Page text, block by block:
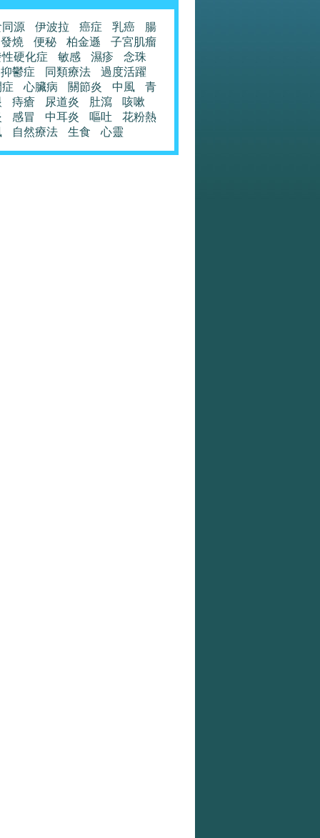
源 伊波拉 癌症 乳癌
腸
發燒 便秘 柏金遜
子宮肌瘤
性硬化症
敏感 濕疹
念珠
抑鬱症 同類療法
過度活躍
症
心臟病 關節炎 中風
青
痔瘡 尿道炎 肚瀉
咳嗽
感冒 中耳炎 嘔吐
花粉熱
自然療法 生食 心靈